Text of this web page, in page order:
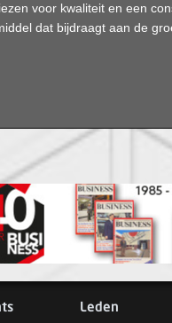
voor kwaliteit en een
dat bijdraagt aan de
Leden